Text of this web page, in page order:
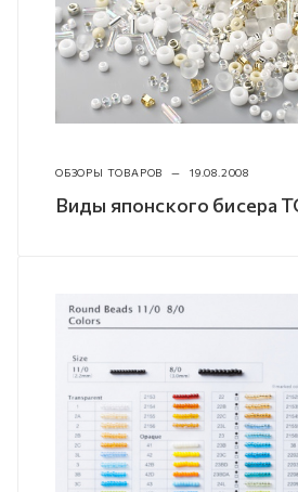
ОБЗОРЫ ТОВАРОВ — 19.08.2008
Виды японского бисера